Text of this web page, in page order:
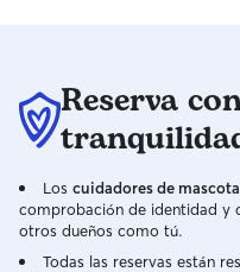
Reserva
Los cuidadores de
comprobación de identidad y
otros dueños como tú.
Todas las reservas están